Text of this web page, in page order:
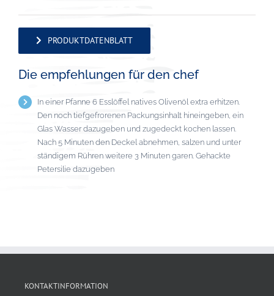
PRODUKTDATENBLATT
Die empfehlungen für den chef
In einer Pfanne 6 Esslöffel natives Olivenöl extra erhitzen.
Den noch tiefgefrorenen Packungsinhalt hineingeben, ein
Glas Wasser dazugeben und zugedeckt kochen lassen.
Nach 5 Minuten den Deckel abnehmen, salzen und unter
ständigem Rühren weitere 3 Minuten garen. Gehackte
Petersilie dazugeben
KONTAKTINFORMATION